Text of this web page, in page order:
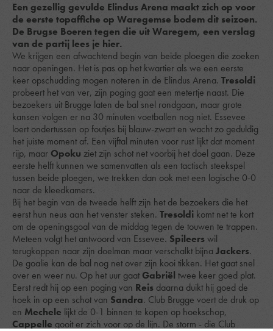
Een gezellig gevulde Elindus Arena maakt zich op voor
de eerste topaffiche op Waregemse bodem dit seizoen.
De Brugse Boeren tegen die uit Waregem, een verslag
van de partij lees je hier.
We krijgen een afwachtend begin van beide ploegen die zoeken
naar openingen. Het is pas op het kwartier als we een eerste
keer opschudding mogen noteren in de Elindus Arena. Tresoldi
probeert het van ver, zijn poging gaat een metertje naast. Die
bezoekers uit Brugge laten de bal snel rondgaan, maar grote
kansen volgen er na 30 minuten voetballen nog niet. Essevee
loert ondertussen op foutjes bij blauw-zwart en wacht zo geduldig
het juiste moment af. Een vijftal minuten voor rust lijkt dat moment
rijp, maar Opoku ziet zijn schot net voorbij het doel gaan. Deze
eerste helft kunnen we samenvatten als een tactisch steekspel
tussen beide ploegen, we trekken dan ook met een logische 0-0
naar de kleedkamers.
Bij het begin van de tweede helft zijn het de bezoekers die het
eerst hun neus aan het venster steken. Tresoldi komt net te kort
om de openingsgoal van de middag tegen de touwen te trappen.
Meteen volgt het antwoord van Essevee. Spileerswil
terugkoppen naar zijn doelman maar verschalkt bijna Jackers.
De goalie kan de bal nog net over zijn kooi tikken. Het gaat snel
over en weer nu. Op het uur gaatGabriël twee keer goed plat.
Eerst redt hij op een poging van Reis daarna duikt hij goed de
hoek in op een schot van Sandra. Club Brugge voert de druk op
en Mechele lijkt de 0-1 binnen te kopen op hoekschop,
Cappelle gooit er zich voor op de lijn. De storm - die Club